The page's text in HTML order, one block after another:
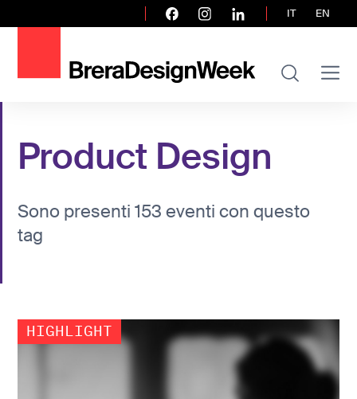
IT EN
Product Design
Sono presenti 153 eventi con questo
tag